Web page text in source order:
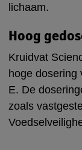
lichaam.
Hoog
Kruidvat
hoge dosering
E. De
zoals